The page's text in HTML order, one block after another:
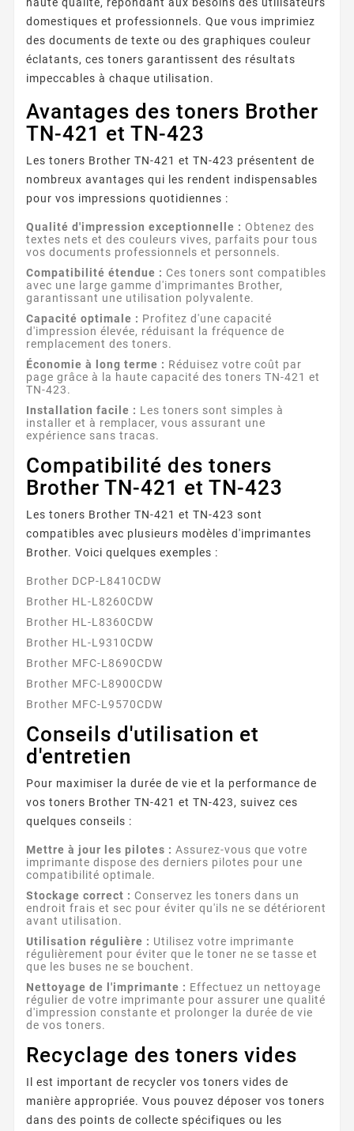
domestiques et professionnels. Que vous imprimiez
des documents de texte ou des graphiques couleur
éclatants, ces toners garantissent des résultats
impeccables à chaque utilisation.
Avantages des toners Brother
TN-421 et TN-423
Les toners Brother TN-421 et TN-423 présentent de
nombreux avantages qui les rendent indispensables
pour vos impressions quotidiennes :
Qualité d'impression exceptionnelle : Obtenez des
textes nets et des couleurs vives, parfaits pour tous
vos documents professionnels et personnels.
Compatibilité étendue : Ces toners sont compatibles
avec une large gamme d'imprimantes Brother,
garantissant une utilisation polyvalente.
Capacité optimale : Profitez d'une capacité
d'impression élevée, réduisant la fréquence de
remplacement des toners.
Économie à long terme : Réduisez votre coût par
page grâce à la haute capacité des toners TN-421 et
TN-423.
Installation facile : Les toners sont simples à
installer et à remplacer, vous assurant une
expérience sans tracas.
Compatibilité des toners
Brother TN-421 et TN-423
Les toners Brother TN-421 et TN-423 sont
compatibles avec plusieurs modèles d'imprimantes
Brother. Voici quelques exemples :
Brother DCP-L8410CDW
Brother HL-L8260CDW
Brother HL-L8360CDW
Brother HL-L9310CDW
Brother MFC-L8690CDW
Brother MFC-L8900CDW
Brother MFC-L9570CDW
Conseils d'utilisation et
d'entretien
Pour maximiser la durée de vie et la performance de
vos toners Brother TN-421 et TN-423, suivez ces
quelques conseils :
Mettre à jour les pilotes : Assurez-vous que votre
imprimante dispose des derniers pilotes pour une
compatibilité optimale.
Stockage correct : Conservez les toners dans un
endroit frais et sec pour éviter qu'ils ne se détériorent
avant utilisation.
Utilisation régulière : Utilisez votre imprimante
régulièrement pour éviter que le toner ne se tasse et
que les buses ne se bouchent.
Nettoyage de l'imprimante : Effectuez un nettoyage
régulier de votre imprimante pour assurer une qualité
d'impression constante et prolonger la durée de vie
de vos toners.
Recyclage des toners vides
Il est important de recycler vos toners vides de
manière appropriée. Vous pouvez déposer vos toners
dans des points de collecte spécifiques ou les